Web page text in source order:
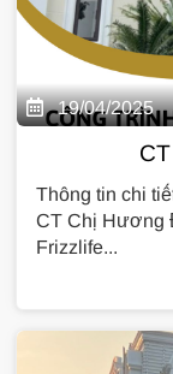
19/04/2025
Thông tin chi
CT Chị Hương
Frizzlife...